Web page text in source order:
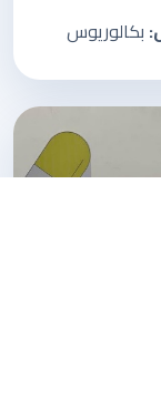
بكالوريوس